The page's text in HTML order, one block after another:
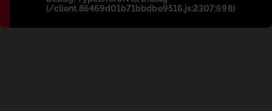
(/client.86469d01b71bbdbe9516.js:2307:698)